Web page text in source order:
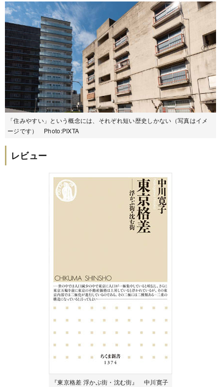
「住みやすい」という概念には、それぞれ短い歴史しかない（写真はイメ
ージです） Photo:PIXTA
レビュー
『東京格差 浮かぶ街・沈む街』 中川寛子